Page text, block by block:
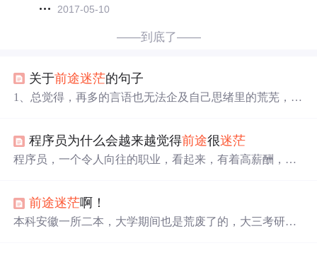
2017-05-10
——到底了——
关于前途迷茫的句子
1、总觉得，再多的言语也无法企及自己思绪里的荒芜，再
誓旦旦地称之为“顺其自然”。 3、有时候，我们甚至一度
迷失了自己，模糊了自己是谁，忘记了身处何地欲往何
泊太久的船，彼岸浓重
程序员为什么会越来越觉得前途很迷茫
程序员，一个令人向往的职业，看起来，有着高薪酬，自
作体验，并不是那么美好。 程序员的工作，让人抓狂，程
序员的生活，线性单调。就收入和工作的稳定性来说，软
前途迷茫啊！
本科安徽一所二本，大学期间也是荒废了的，大三考研但